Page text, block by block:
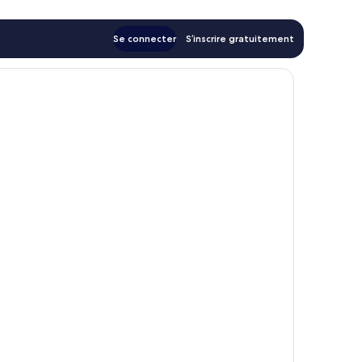
Se connecter S’inscrire gratuitement